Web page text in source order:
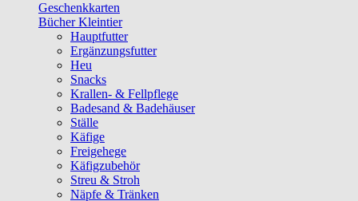
Geschenkkarten
Bücher Kleintier
Hauptfutter
Ergänzungsfutter
Heu
Snacks
Krallen- & Fellpflege
Badesand & Badehäuser
Ställe
Käfige
Freigehege
Käfigzubehör
Streu & Stroh
Näpfe & Tränken